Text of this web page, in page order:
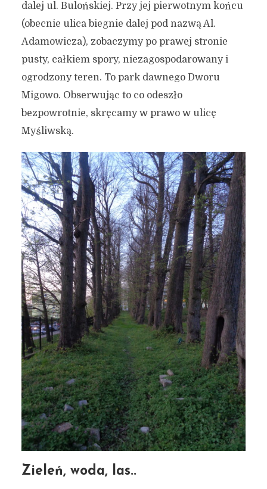
dalej ul. Bulońskiej. Przy jej pierwotnym końcu
(obecnie ulica biegnie dalej pod nazwą Al.
Adamowicza), zobaczymy po prawej stronie
pusty, całkiem spory, niezagospodarowany i
ogrodzony teren. To park dawnego Dworu
Migowo. Obserwując to co odeszło
bezpowrotnie, skręcamy w prawo w ulicę
Myśliwską.
Zieleń, woda, las..